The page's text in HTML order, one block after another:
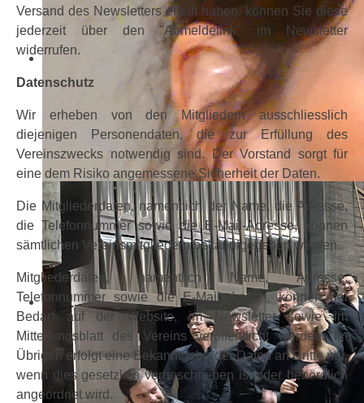
Versand des Newsletters erteilt haben, können Sie diese
jederzeit über den "Abmeldelink" im Newsletter
widerrufen.
Datenschutz
Wir erheben von den Mitgliedern ausschliesslich
diejenigen Personendaten, die zur Erfüllung des
Vereinszwecks notwendig sind. Der Vorstand sorgt für
eine dem Risiko angemessene Sicherheit der Daten.
Die Mitgliederdaten, namentlich der Name, die Adresse,
die Telefonnummer sowie die E-Mail-Adresse, können
sämtlichen Vereinsmitgliedern bekanntgegeben werden.
Mitgliederdaten, namentlich Name, Adresse,
Telefonnummer sowie die E-Mailadresse, können bei
Bedarf auf der Website, im Newsletter sowie im
Mitteilungsblatt des Vereins veröffentlicht werden. Im
Übrigen erfolgt eine Bekanntgabe der Daten an Dritte nur,
wenn dies gesetzlich vorgeschrieben ist oder behördlich
angeordnet wird.